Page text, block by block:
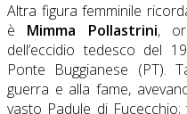
Altra figura femminile
è Mimma Pollastrini,
dell’eccidio tedesco del
Ponte Buggianese (PT).
guerra e alla fame,
vasto Padule di